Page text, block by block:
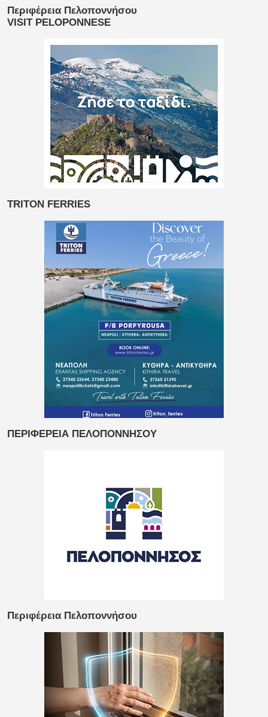
Περιφέρεια Πελοποννήσου
VISIT PELOPONNESE
TRITON FERRIES
ΠΕΡΙΦΕΡΕΙΑ ΠΕΛΟΠΟΝΝΗΣΟΥ
Περιφέρεια Πελοποννήσου